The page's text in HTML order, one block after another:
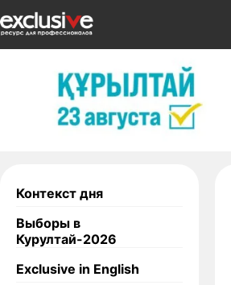
Контекст дня
Выборы в
Курултай-2026
Exclusive in English